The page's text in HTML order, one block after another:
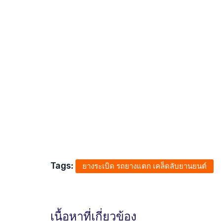
Tags: ยางระเบิด รถยางแตก เคล็ดลับยานยนต์
เนื้อหาที่เกี่ยวข้อง